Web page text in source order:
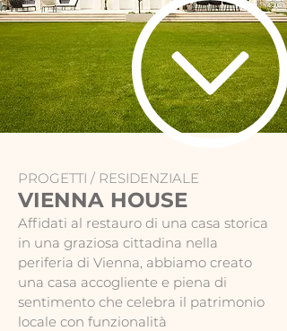
PROGETTI / RESIDENZIALE
VIENNA HOUSE
Affidati al restauro di una casa storica
in una graziosa cittadina nella
periferia di Vienna, abbiamo creato
una casa accogliente e piena di
sentimento che celebra il patrimonio
locale con funzionalità